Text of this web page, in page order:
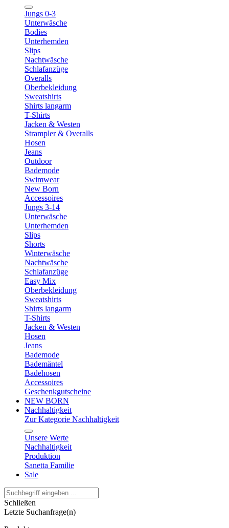
Jungs 0-3
Unterwäsche
Bodies
Unterhemden
Slips
Nachtwäsche
Schlafanzüge
Overalls
Oberbekleidung
Sweatshirts
Shirts langarm
T-Shirts
Jacken & Westen
Strampler & Overalls
Hosen
Jeans
Outdoor
Bademode
Swimwear
New Born
Accessoires
Jungs 3-14
Unterwäsche
Unterhemden
Slips
Shorts
Winterwäsche
Nachtwäsche
Schlafanzüge
Easy Mix
Oberbekleidung
Sweatshirts
Shirts langarm
T-Shirts
Jacken & Westen
Hosen
Jeans
Bademode
Bademäntel
Badehosen
Accessoires
Geschenkgutscheine
NEW BORN
Nachhaltigkeit
Zur Kategorie Nachhaltigkeit
Unsere Werte
Nachhaltigkeit
Produktion
Sanetta Familie
Sale
Schließen
Letzte Suchanfrage(n)